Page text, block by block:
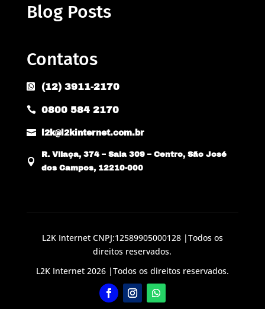
Blog Posts
Contatos
 (12) 3911-2170
 0800 584 2170
 l2k@l2kinternet.com.br

R. Vilaça, 374 – Sala 309 – Centro, São José
dos Campos, 12210-000
L2K Internet CNPJ:12589905000128 |Todos os
direitos reservados.
L2K Internet 2026 |Todos os direitos reservados.